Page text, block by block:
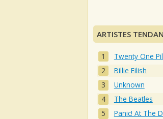
ARTISTES
Twenty One
Billie Eilish
Unknown
The Beatles
Panic! At The